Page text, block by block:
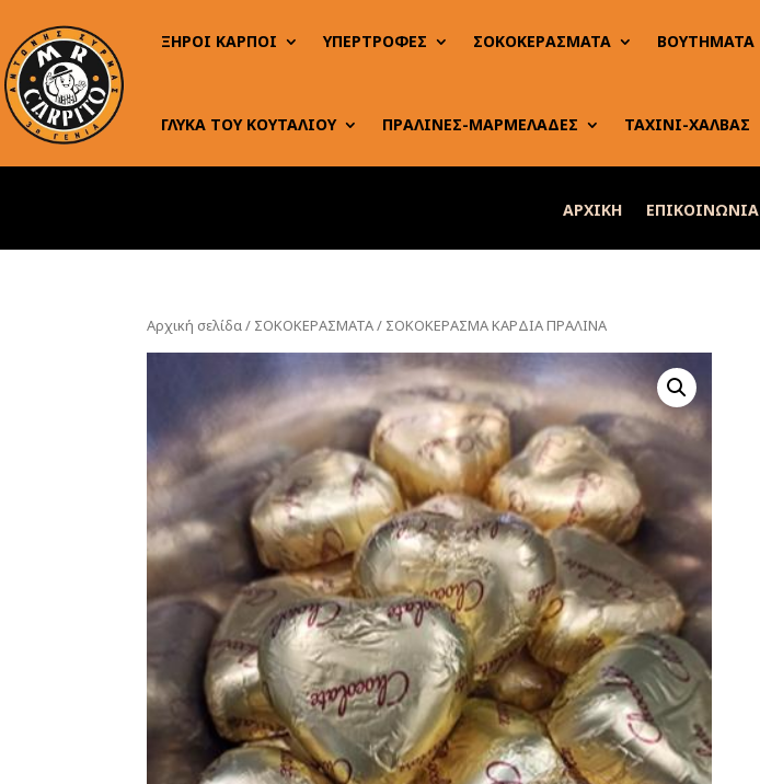
ΞΗΡΟΙ ΚΑΡΠΟΙ ΥΠΕΡΤΡΟΦΕΣ ΣΟΚΟΚΕΡΑΣΜΑΤΑ ΒΟΥΤΗΜΑΤΑ
ΓΛΥΚΑ ΤΟΥ ΚΟΥΤΑΛΙΟΥ ΠΡΑΛΙΝΕΣ-ΜΑΡΜΕΛΑΔΕΣ ΤΑΧΙΝΙ-ΧΑΛΒΑΣ
ΑΡΧΙΚΗ ΕΠΙΚΟΙΝΩΝΙΑ
Αρχική σελίδα/ ΣΟΚΟΚΕΡΑΣΜΑΤΑ/ ΣΟΚΟΚΕΡΑΣΜΑ ΚΑΡΔΙΑ ΠΡΑΛΙΝΑ